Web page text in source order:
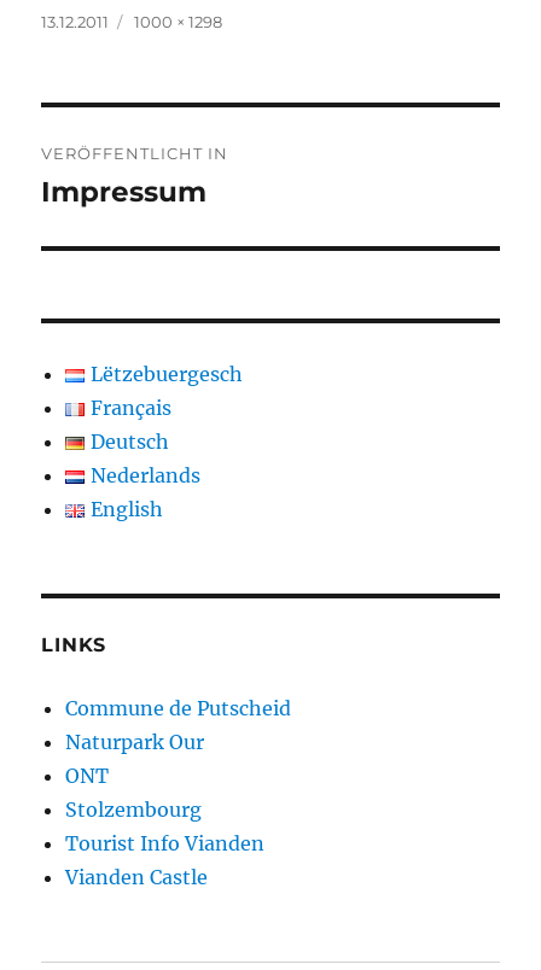
Veröffentlicht
13.12.2011 Originalgröße
1000 × 1298
VERÖFFENTLICHT IN
Impressum
Lëtzebuergesch
Français
Deutsch
Nederlands
English
LINKS
Commune de Putscheid
Naturpark Our
ONT
Stolzembourg
Tourist Info Vianden
Vianden Castle